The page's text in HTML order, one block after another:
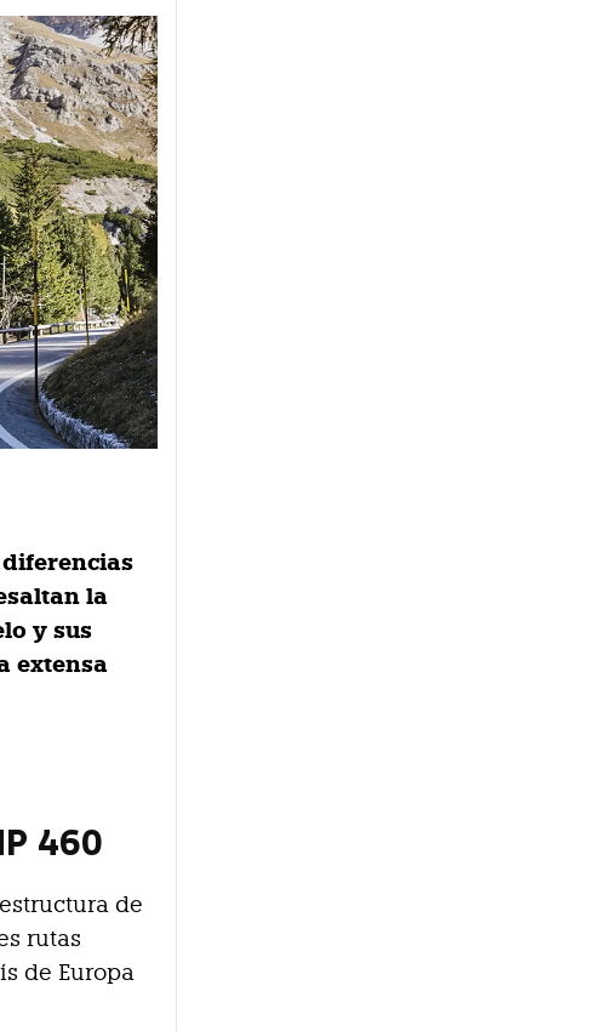
la
y sus
extensa
460
de
rutas
de Europa